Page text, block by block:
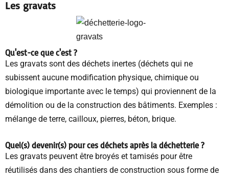
Les gravats
Qu'est-ce que c'est ?
Les gravats sont des déchets inertes (déchets qui ne
subissent aucune modification physique, chimique ou
biologique importante avec le temps) qui proviennent de la
démolition ou de la construction des bâtiments. Exemples :
mélange de terre, cailloux, pierres, béton, brique.
Quel(s) devenir(s) pour ces déchets après la déchetterie?
Les gravats peuvent être broyés et tamisés pour être
réutilisés dans des chantiers de construction sous forme de